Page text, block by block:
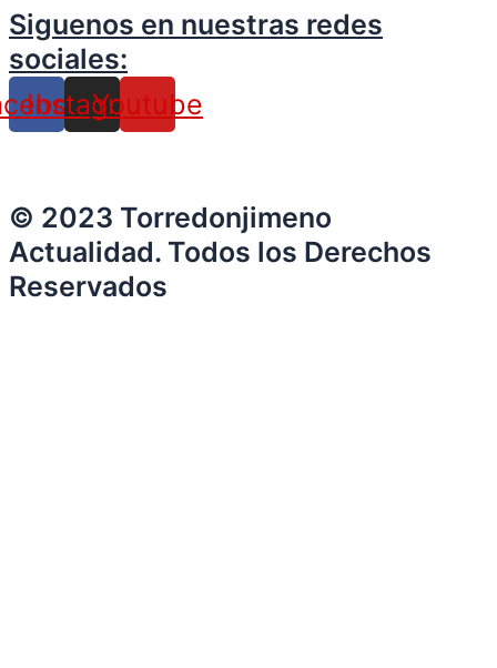
Siguenos en nuestras redes
sociales:
Instagram
Youtube
© 2023 Torredonjimeno
Actualidad. Todos los Derechos
Reservados